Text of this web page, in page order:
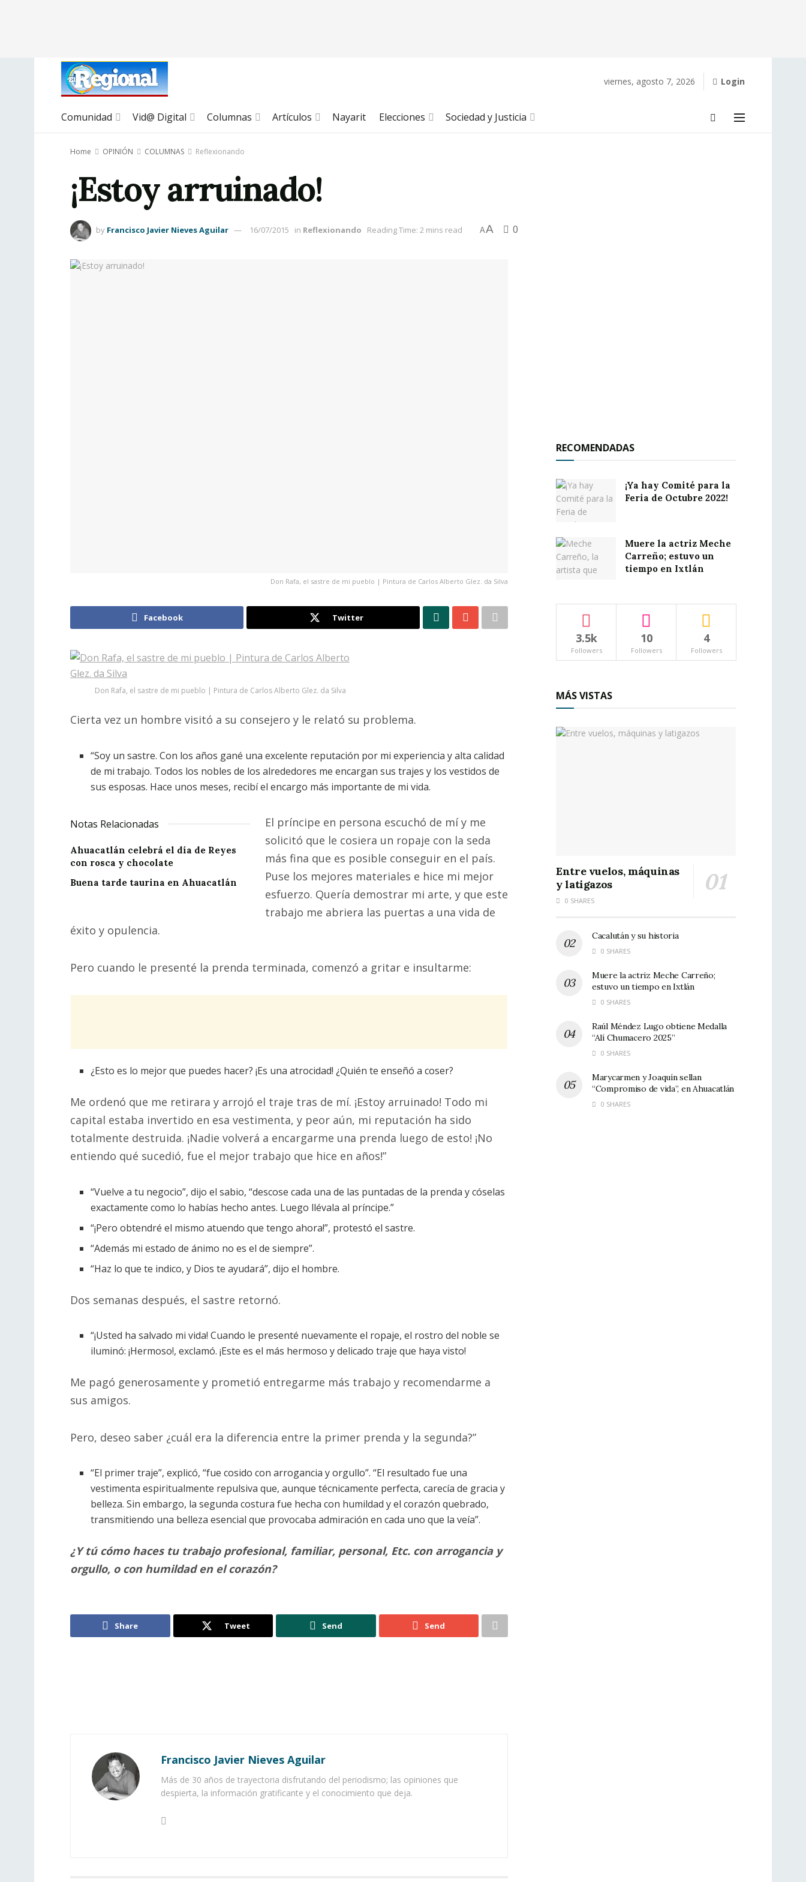
viernes, agosto 7, 2026 Login
Comunidad Vid@ Digital Columnas Artículos Nayarit Elecciones Sociedad y Justicia
Home OPINIÓN COLUMNAS Reflexionando
¡Estoy arruinado!
by Francisco Javier Nieves Aguilar 16/07/2015 in Reflexionando Reading Time: 2 mins read AA 0
Don Rafa, el sastre de mi pueblo | Pintura de Carlos Alberto Glez. da Silva
Facebook Twitter
Don Rafa, el sastre de mi pueblo | Pintura de Carlos Alberto Glez. da Silva
Cierta vez un hombre visitó a su consejero y le relató su problema.
“Soy un sastre. Con los años gané una excelente reputación por mi experiencia y alta calidad
de mi trabajo. Todos los nobles de los alrededores me encargan sus trajes y los vestidos de
sus esposas. Hace unos meses, recibí el encargo más importante de mi vida.
Notas Relacionadas
Ahuacatlán celebrá el día de Reyes
con rosca y chocolate
Buena tarde taurina en Ahuacatlán
El príncipe en persona escuchó de mí y me
solicitó que le cosiera un ropaje con la seda
más fina que es posible conseguir en el país.
Puse los mejores materiales e hice mi mejor
esfuerzo. Quería demostrar mi arte, y que este
trabajo me abriera las puertas a una vida de
éxito y opulencia.
Pero cuando le presenté la prenda terminada, comenzó a gritar e insultarme:
¿Esto es lo mejor que puedes hacer? ¡Es una atrocidad! ¿Quién te enseñó a coser?
Me ordenó que me retirara y arrojó el traje tras de mí. ¡Estoy arruinado! Todo mi
capital estaba invertido en esa vestimenta, y peor aún, mi reputación ha sido
totalmente destruida. ¡Nadie volverá a encargarme una prenda luego de esto! ¡No
entiendo qué sucedió, fue el mejor trabajo que hice en años!”
“Vuelve a tu negocio”, dijo el sabio, “descose cada una de las puntadas de la prenda y cóselas
exactamente como lo habías hecho antes. Luego llévala al príncipe.”
“¡Pero obtendré el mismo atuendo que tengo ahora!”, protestó el sastre.
“Además mi estado de ánimo no es el de siempre”.
“Haz lo que te indico, y Dios te ayudará”, dijo el hombre.
Dos semanas después, el sastre retornó.
“¡Usted ha salvado mi vida! Cuando le presenté nuevamente el ropaje, el rostro del noble se
iluminó: ¡Hermoso!, exclamó. ¡Este es el más hermoso y delicado traje que haya visto!
Me pagó generosamente y prometió entregarme más trabajo y recomendarme a
sus amigos.
Pero, deseo saber ¿cuál era la diferencia entre la primer prenda y la segunda?”
“El primer traje”, explicó, “fue cosido con arrogancia y orgullo”. “El resultado fue una
vestimenta espiritualmente repulsiva que, aunque técnicamente perfecta, carecía de gracia y
belleza. Sin embargo, la segunda costura fue hecha con humildad y el corazón quebrado,
transmitiendo una belleza esencial que provocaba admiración en cada uno que la veía”.
¿Y tú cómo haces tu trabajo profesional, familiar, personal, Etc. con arrogancia y
orgullo, o con humildad en el corazón?
Share Tweet Send Send
Francisco Javier Nieves Aguilar
Más de 30 años de trayectoria disfrutando del periodismo; las opiniones que
despierta, la información gratificante y el conocimiento que deja.
RECOMENDADAS
¡Ya hay Comité para la
Feria de Octubre 2022!
Muere la actriz Meche
Carreño; estuvo un
tiempo en Ixtlán
3.5k
Followers
10
Followers
4
Followers
MÁS VISTAS
Entre vuelos, máquinas
y latigazos
0 SHARES
Cacalután y su historia
0 SHARES
Muere la actriz Meche Carreño;
estuvo un tiempo en Ixtlán
0 SHARES
Raúl Méndez Lugo obtiene Medalla
“Alí Chumacero 2025”
0 SHARES
Marycarmen y Joaquín sellan
“Compromiso de vida”, en Ahuacatlán
0 SHARES